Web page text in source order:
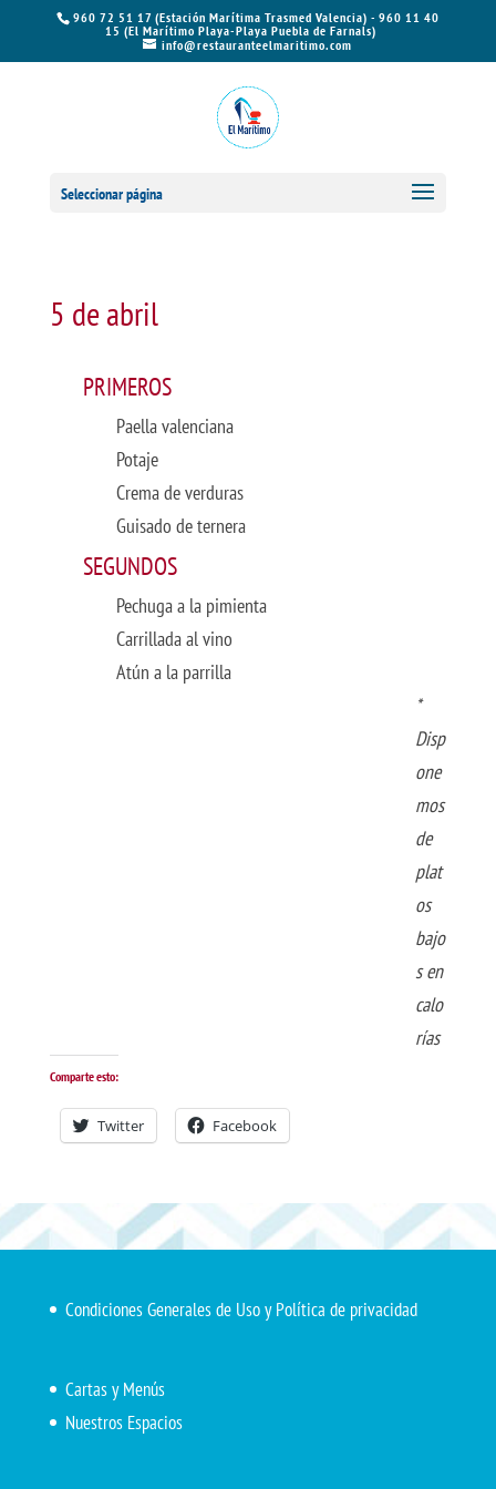
960 72 51 17 (Estación Marítima Trasmed Valencia) - 960 11 40
15 (El Marítimo Playa-Playa Puebla de Farnals)
info@restauranteelmaritimo.com
Seleccionar página
5 de abril
PRIMEROS
Paella valenciana
Potaje
Crema de verduras
Guisado de ternera
SEGUNDOS
Pechuga a la pimienta
Carrillada al vino
Atún a la parrilla
*
Disp
one
mos
de
plat
os
bajo
s en
calo
rías
Comparte esto:
Twitter Facebook
Condiciones Generales de Uso y Política de privacidad
Cartas y Menús
Nuestros Espacios